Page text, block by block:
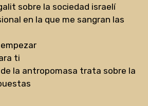
sobre la sociedad israelí
en la que me sangran las
ti
la antropomasa trata sobre la